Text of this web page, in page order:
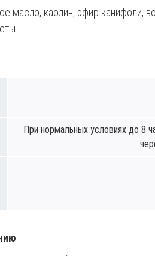
масло, каолин, эфир канифоли,
При нормальных условиях до 8